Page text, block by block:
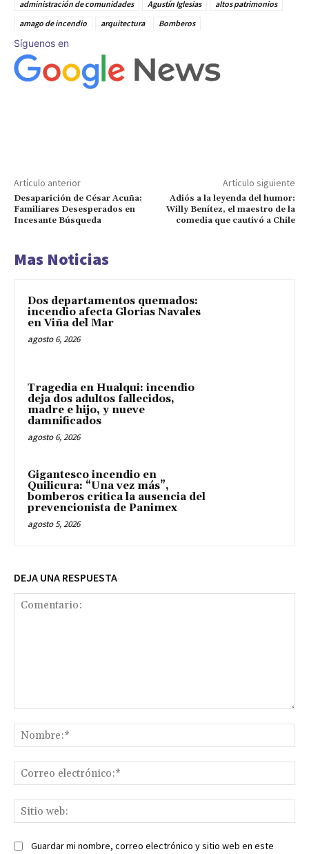
administración de comunidades Agustín Iglesias
altos patrimonios
amago de incendio
arquitectura Bomberos
Síguenos en
Artículo anterior
Desaparición de César Acuña:
Familiares Desesperados en
Incesante Búsqueda
Artículo siguiente
Adiós a la leyenda del humor:
Willy Benítez, el maestro de la
comedia que cautivó a Chile
Mas Noticias
Dos departamentos quemados:
incendio afecta Glorias Navales
en Viña del Mar
agosto 6, 2026
Tragedia en Hualqui: incendio
deja dos adultos fallecidos,
madre e hijo, y nueve
damnificados
agosto 6, 2026
Gigantesco incendio en
Quilicura: “Una vez más”,
bomberos critica la ausencia del
prevencionista de Panimex
agosto 5, 2026
DEJA UNA RESPUESTA
Guardar mi nombre, correo electrónico y sitio web en este